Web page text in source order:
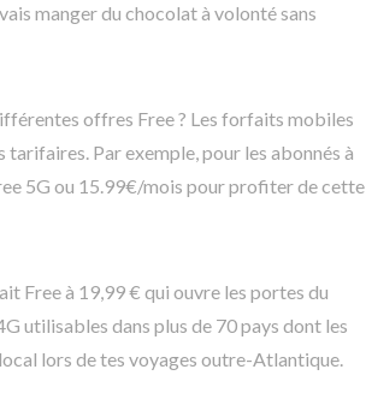
manger du chocolat à volonté sans
offres Free ? Les forfaits mobiles
Par exemple, pour les abonnés à
5G ou 15.99€/mois pour profiter de cette
Free à 19,99 € qui ouvre les portes du
utilisables dans plus de 70 pays dont les
lors de tes voyages outre-Atlantique.